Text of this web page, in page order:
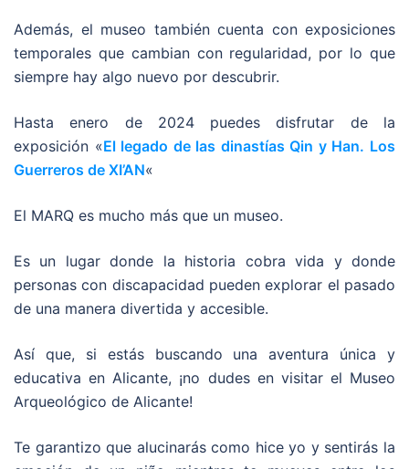
Además, el museo también cuenta con exposiciones
temporales que cambian con regularidad, por lo que
siempre hay algo nuevo por descubrir.
Hasta enero de 2024 puedes disfrutar de la
exposición «El legado de las dinastías Qin y Han. Los
Guerreros de XI’AN«
El MARQ es mucho más que un museo.
Es un lugar donde la historia cobra vida y donde
personas con discapacidad pueden explorar el pasado
de una manera divertida y accesible.
Así que, si estás buscando una aventura única y
educativa en Alicante, ¡no dudes en visitar el Museo
Arqueológico de Alicante!
Te garantizo que alucinarás como hice yo y sentirás la